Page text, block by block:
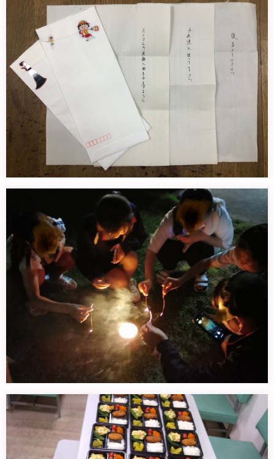
いつも正会員・賛助会員になって子…
色々なかたち色々なかたたち
支援には、色んな形がある。 住所…
涼しくなってしまった…のに花火なんです。
こんなこんなんなこんな時が来るな…